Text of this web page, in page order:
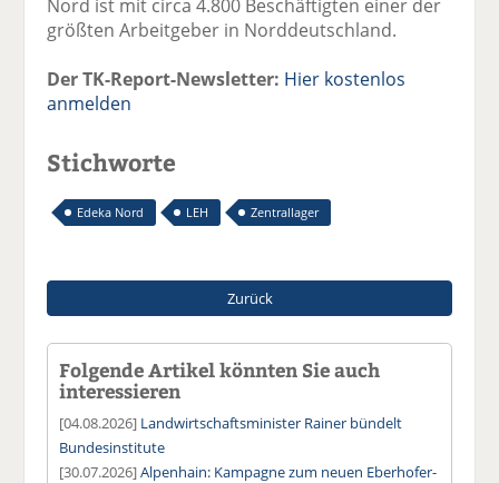
Nord ist mit circa 4.800 Beschäftigten einer der
größten Arbeitgeber in Norddeutschland.
Der TK-Report-Newsletter: Hier kostenlos
anmelden
Stichworte
Edeka Nord LEH Zentrallager
Zurück
Folgende Artikel könnten Sie auch
interessieren
[04.08.2026] Landwirtschaftsminister Rainer bündelt
Bundesinstitute
[30.07.2026]Alpenhain: Kampagne zum neuen Eberhofer-